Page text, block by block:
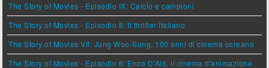
The Story of Movies - Episodio IX: Calcio e campioni
The Story of Movies - Episodio 8: Il thriller italiano
The Story of Movies VII: Jung Woo-Sung, 100 anni di cinema coreano
The Story of Movies - Episodio 6: Enzo D'Alò, il cinema d'animazione